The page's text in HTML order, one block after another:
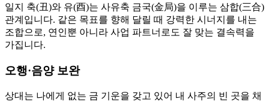
일지 축(丑)와 유(酉)는 사유축 금국(金局)을 이루는 삼합(三合)
관계입니다. 같은 목표를 향해 달릴 때 강력한 시너지를 내는
조합으로, 연인뿐 아니라 사업 파트너로도 잘 맞는 결속력을
가집니다.
오행·음양 보완
상대는 나에게 없는 금 기운을 갖고 있어 내 사주의 빈 곳을 채